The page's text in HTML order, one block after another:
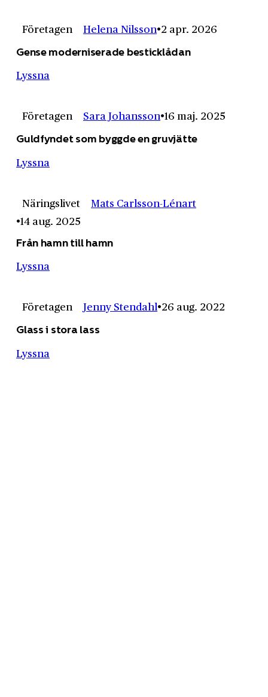
Företagen Helena Nilsson 2 apr. 2026
Gense moderniserade besticklådan
Lyssna
Företagen Sara Johansson 16 maj. 2025
Guldfyndet som byggde en gruvjätte
Lyssna
Näringslivet
Mats Carlsson-Lénart
14 aug. 2025
Från hamn till hamn
Lyssna
Företagen Jenny Stendahl 26 aug. 2022
Glass i stora lass
Lyssna